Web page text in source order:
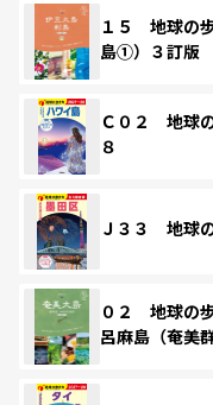
１５ 地球の
島①）３訂版
Ｃ０２ 地球
８
Ｊ３３ 地球
０２ 地球の
呂麻島（奄美